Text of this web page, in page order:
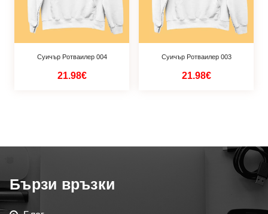
Суичър Ротваилер 004
21.98€
Суичър Ротваилер 003
21.98€
Бързи връзки